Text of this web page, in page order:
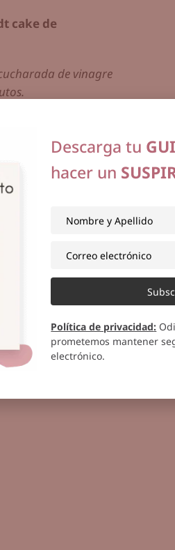
cake de
de vinagre
2-3 minutos,
y leche) con la
cake
Descarga tu
hacer un
Política de privacidad:
prometemos mantener
electrónico.